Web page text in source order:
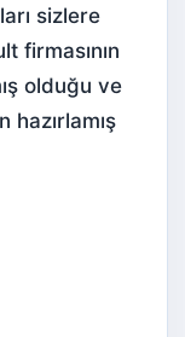
sizlere
firmasının
olduğu ve
hazırlamış